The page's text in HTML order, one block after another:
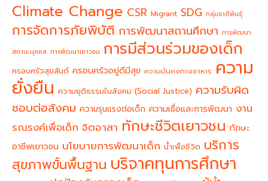
Climate Change CSR Migrant SDG กลุ่มชาติพันธุ์
การจัดการภัยพิบัติ การพัฒนาสถานศึกษา การพัฒนา
สถานะบุคคล การพัฒนาเยาวชน การมีส่วนร่วมของเด็ก
ครอบครัวสุขสันต์ ครอบครัวอยู่ดีมีสุข ความมั่นคงทางอาหาร ความ
ยั่งยืน ความยุติธรรมในสังคม (Social Justice) ความรับผิด
ชอบต่อสังคม ความรุนแรงต่อเด็ก ความเชื่อและการพัฒนา งาน
รณรงค์เพื่อเด็ก จิตอาสา ทักษะชีวิตเยาวชน ทักษะ
อาชีพเยาวชน นโยบายการพัฒนาเด็ก น้ำเพื่อชีวิต บริการ
สุขภาพขั้นพื้นฐาน บริจาคทุนการศึกษา